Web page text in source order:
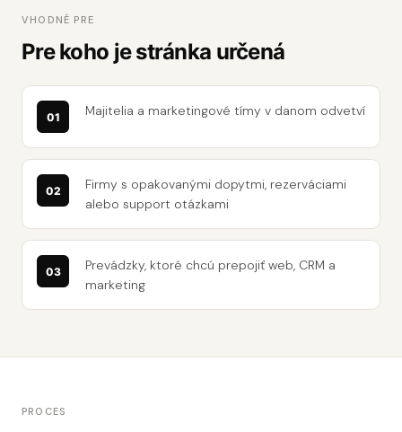
VHODNÉ PRE
Pre koho je stránka určená
Majitelia a marketingové tímy v danom odvetví
Firmy s opakovanými dopytmi, rezerváciami
alebo support otázkami
Prevádzky, ktoré chcú prepojiť web, CRM a
marketing
PROCES